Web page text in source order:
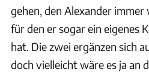
gehen, den Alexander
für den er sogar ein eigenes
hat. Die zwei ergänzen sich
doch vielleicht wäre es ja an